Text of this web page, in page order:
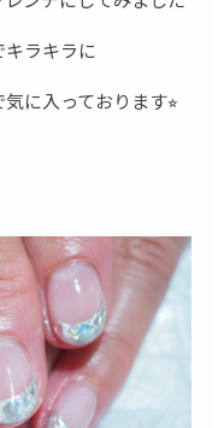
ラキラに
に入っております⭐︎